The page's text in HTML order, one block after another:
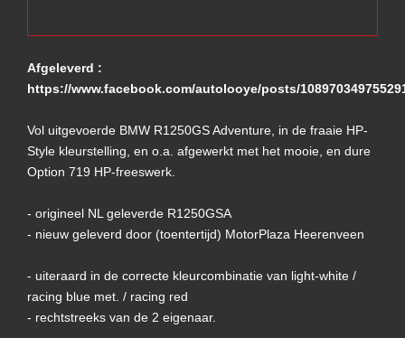
Afgeleverd :
https://www.facebook.com/autolooye/posts/
Vol uitgevoerde BMW R1250GS Adventure, in de fraaie HP-
Style kleurstelling, en o.a. afgewerkt met het mooie, en dure
Option 719 HP-freeswerk.
- origineel NL geleverde R1250GSA
- nieuw geleverd door (toentertijd) MotorPlaza Heerenveen
- uiteraard in de correcte kleurcombinatie van light-white /
racing blue met. / racing red
- rechtstreeks van de 2 eigenaar.